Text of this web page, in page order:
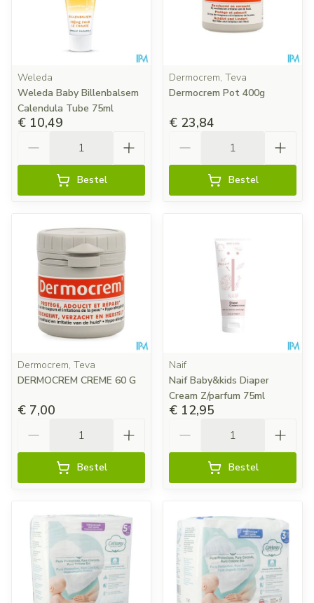
Weleda
Weleda Baby Billenbalsem
Calendula Tube 75ml
€ 10,49
Bestel
Dermocrem, Teva
Dermocrem Pot 400g
€ 23,84
Bestel
Dermocrem, Teva
DERMOCREM CREME 60 G
€ 7,00
Bestel
Naif
Naif Baby&kids Diaper
Cream Z/parfum 75ml
€ 12,95
Bestel